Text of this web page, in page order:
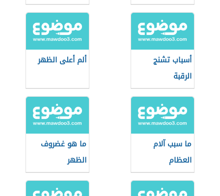
أسباب تشنج
الرقبة
ألم أعلى الظهر
ما سبب آلام
العظام
ما هو غضروف
الظهر